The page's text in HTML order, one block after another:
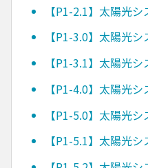
【P1-2.1】太陽光シ
【P1-3.0】太陽光シ
【P1-3.1】太陽光シ
【P1-4.0】太陽光シ
【P1-5.0】太陽光シ
【P1-5.1】太陽光シ